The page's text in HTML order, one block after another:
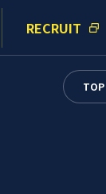
RECRUIT
TOP